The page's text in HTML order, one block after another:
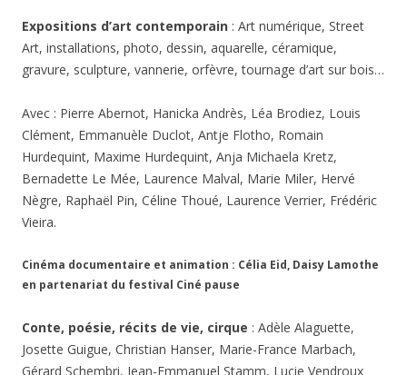
Expositions d’art contemporain : Art numérique, Street
Art, installations, photo, dessin, aquarelle, céramique,
gravure, sculpture, vannerie, orfèvre, tournage d’art sur bois…
Avec : Pierre Abernot, Hanicka Andrès, Léa Brodiez, Louis
Clément, Emmanuèle Duclot, Antje Flotho, Romain
Hurdequint, Maxime Hurdequint, Anja Michaela Kretz,
Bernadette Le Mée, Laurence Malval, Marie Miler, Hervé
Nègre, Raphaël Pin, Céline Thoué, Laurence Verrier, Frédéric
Vieira.
Cinéma documentaire et animation : Célia Eid, Daisy Lamothe
en partenariat du festival Ciné pause
Conte, poésie, récits de vie, cirque : Adèle Alaguette,
Josette Guigue, Christian Hanser, Marie-France Marbach,
Gérard Schembri, Jean-Emmanuel Stamm, Lucie Vendroux